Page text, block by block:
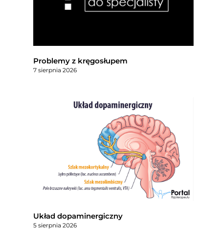
Problemy z kręgosłupem
7 sierpnia 2026
Układ dopaminergiczny
5 sierpnia 2026